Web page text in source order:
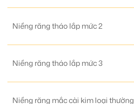
Niềng răng tháo lắp mức 2
Niềng răng tháo lắp mức 3
Niềng răng mắc cài kim loại thường